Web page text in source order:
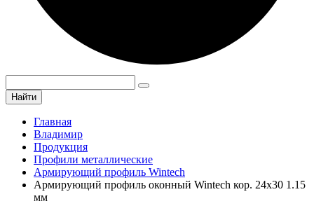
Найти
Главная
Владимир
Продукция
Профили металлические
Армирующий профиль Wintech
Армирующий профиль оконный Wintech кор. 24х30 1.15
мм